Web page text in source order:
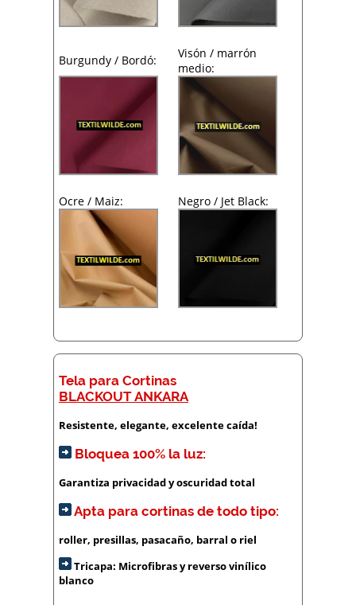
Burgundy / Bordó:
Visón / marrón
medio:
Ocre / Maiz: Negro / Jet Black:
Tela para Cortinas
BLACKOUT ANKARA
Resistente, elegante, excelente caída!
Bloquea 100% la luz:
Garantiza privacidad y oscuridad total
Apta para cortinas de todo tipo:
roller, presillas, pasacaño, barral o riel
Tricapa: Microfibras y reverso vinílico
blanco